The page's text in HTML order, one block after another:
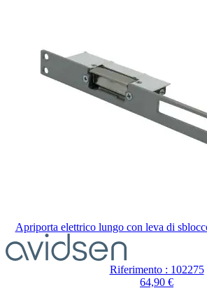
Apriporta elettrico lungo con leva di
Riferimento : 102275
64,90 €